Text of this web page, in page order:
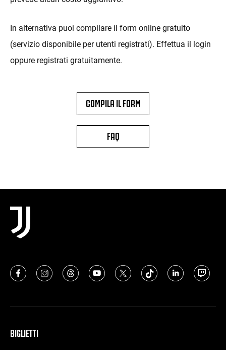
In alternativa puoi compilare il form online gratuito
(servizio disponibile per utenti registrati). Effettua il login
oppure registrati gratuitamente.
COMPILA IL FORM
FAQ
BIGLIETTI